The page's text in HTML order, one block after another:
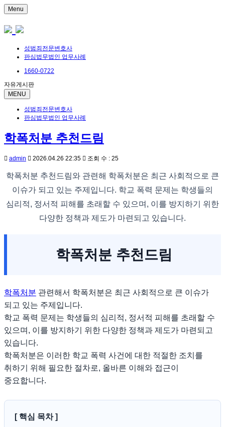
Menu
성범죄전문변호사
판심법무법인 업무사례
1660-0722
자유게시판
MENU
성범죄전문변호사
판심법무법인 업무사례
학폭처분 추천드림
admin 2026.04.26 22:35 조회 수 : 25
학폭처분 추천드림와 관련해 학폭처분은 최근 사회적으로 큰
이슈가 되고 있는 주제입니다. 학교 폭력 문제는 학생들의
심리적, 정서적 피해를 초래할 수 있으며, 이를 방지하기 위한
다양한 정책과 제도가 마련되고 있습니다.
학폭처분 추천드림
학폭처분 관련해서 학폭처분은 최근 사회적으로 큰 이슈가
되고 있는 주제입니다.
학교 폭력 문제는 학생들의 심리적, 정서적 피해를 초래할 수
있으며, 이를 방지하기 위한 다양한 정책과 제도가 마련되고
있습니다.
학폭처분은 이러한 학교 폭력 사건에 대한 적절한 조치를
취하기 위해 필요한 절차로, 올바른 이해와 접근이
중요합니다.
[ 핵심 목차 ]